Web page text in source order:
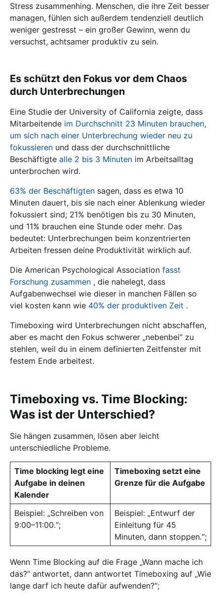
Stress zusammenhing. Menschen, die ihre Zeit besser
managen, fühlen sich außerdem tendenziell deutlich
weniger gestresst – ein großer Gewinn, wenn du
versuchst, achtsamer produktiv zu sein.
Es schützt den Fokus vor dem Chaos
durch Unterbrechungen
Eine Studie der University of California zeigte, dass
Mitarbeitende im Durchschnitt 23 Minuten brauchen,
um sich nach einer Unterbrechung wieder neu zu
fokussieren und dass der durchschnittliche
Beschäftigte alle 2 bis 3 Minuten im Arbeitsalltag
unterbrochen wird.
63% der Beschäftigten sagen, dass es etwa 10
Minuten dauert, bis sie nach einer Ablenkung wieder
fokussiert sind; 21% benötigen bis zu 30 Minuten,
und 11% brauchen eine Stunde oder mehr. Das
bedeutet: Unterbrechungen beim konzentrierten
Arbeiten fressen deine Produktivität wirklich auf.
Die American Psychological Association fasst
Forschung zusammen , die nahelegt, dass
Aufgabenwechsel wie dieser in manchen Fällen so
viel kosten kann wie 40% der produktiven Zeit .
Timeboxing wird Unterbrechungen nicht abschaffen,
aber es macht den Fokus schwerer „nebenbei“ zu
stehlen, weil du in einem definierten Zeitfenster mit
festem Ende arbeitest.
Timeboxing vs. Time Blocking:
Was ist der Unterschied?
Sie hängen zusammen, lösen aber leicht
unterschiedliche Probleme.
Time blocking legt eine
Aufgabe in deinen
Kalender
Timeboxing setzt eine
Grenze für die Aufgabe
Beispiel: „Schreiben von
9:00–11:00.“;
Beispiel: „Entwurf der
Einleitung für 45
Minuten, dann stoppen.“;
Wenn Time Blocking auf die Frage „Wann mache ich
das?“ antwortet, dann antwortet Timeboxing auf „Wie
lange darf ich heute dafür aufwenden?“;